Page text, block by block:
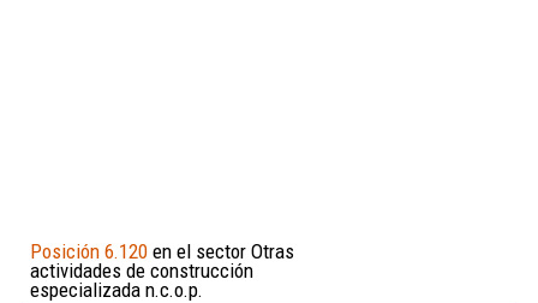
Posición 6.120 en el sector Otras
actividades de construcción
especializada n.c.o.p.